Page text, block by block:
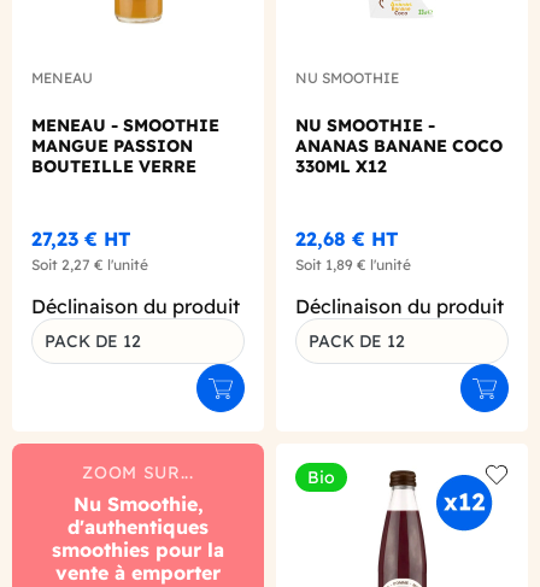
MENEAU
MENEAU - SMOOTHIE
MANGUE PASSION
BOUTEILLE VERRE
27,23 € HT
Soit 2,27 € l'unité
Déclinaison du produit
PACK DE 12
Ajouter au panier
NU SMOOTHIE
NU SMOOTHIE -
ANANAS BANANE COCO
330ML X12
22,68 € HT
Soit 1,89 € l'unité
Déclinaison du produit
PACK DE 12
ZOOM SUR...
Nu Smoothie,
d'authentiques
smoothies pour la
vente à emporter
Bio
Add